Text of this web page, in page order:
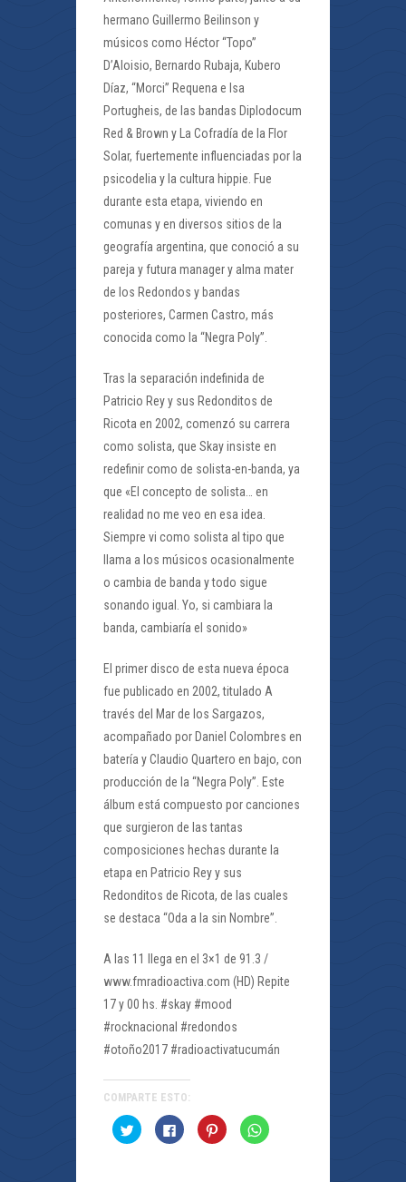
hermano Guillermo Beilinson y
músicos como Héctor “Topo”
D’Aloisio, Bernardo Rubaja, Kubero
Díaz, “Morci” Requena e Isa
Portugheis, de las bandas Diplodocum
Red & Brown y La Cofradía de la Flor
Solar, fuertemente influenciadas por la
psicodelia y la cultura hippie. Fue
durante esta etapa, viviendo en
comunas y en diversos sitios de la
geografía argentina, que conoció a su
pareja y futura manager y alma mater
de los Redondos y bandas
posteriores, Carmen Castro, más
conocida como la “Negra Poly”.
Tras la separación indefinida de
Patricio Rey y sus Redonditos de
Ricota en 2002, comenzó su carrera
como solista, que Skay insiste en
redefinir como de solista-en-banda, ya
que «El concepto de solista… en
realidad no me veo en esa idea.
Siempre vi como solista al tipo que
llama a los músicos ocasionalmente
o cambia de banda y todo sigue
sonando igual. Yo, si cambiara la
banda, cambiaría el sonido»
El primer disco de esta nueva época
fue publicado en 2002, titulado A
través del Mar de los Sargazos,
acompañado por Daniel Colombres en
batería y Claudio Quartero en bajo, con
producción de la “Negra Poly”. Este
álbum está compuesto por canciones
que surgieron de las tantas
composiciones hechas durante la
etapa en Patricio Rey y sus
Redonditos de Ricota, de las cuales
se destaca “Oda a la sin Nombre”.
A las 11 llega en el 3×1 de 91.3 /
www.fmradioactiva.com (HD) Repite
17 y 00 hs. #skay #mood
#rocknacional #redondos
#otoño2017 #radioactivatucumán
COMPARTE ESTO:
Haz
clic
Haz
clic
Haz
clic
Haz
clic